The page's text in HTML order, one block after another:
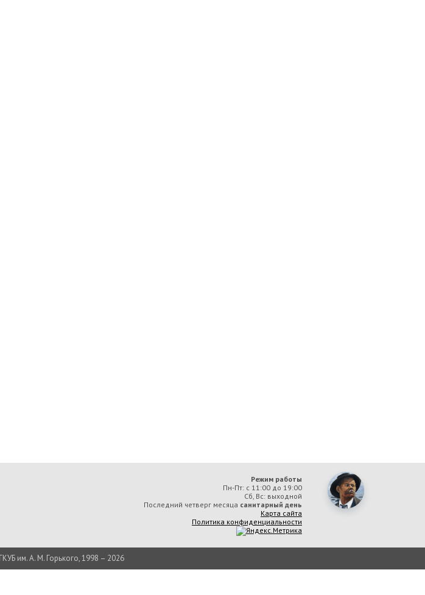
Режим работы
Пн-Пт: с 11:00 до 19:00
Сб, Вс: выходной
Последний четверг месяца санитарный день
Карта сайта
Политика конфиденциальности
им. А. М. Горького, 1998 – 2026
„Знак Почёта“ краевая универсальная библиотека им. А. М. Горького» вы соглашаетесь с тем, что мы